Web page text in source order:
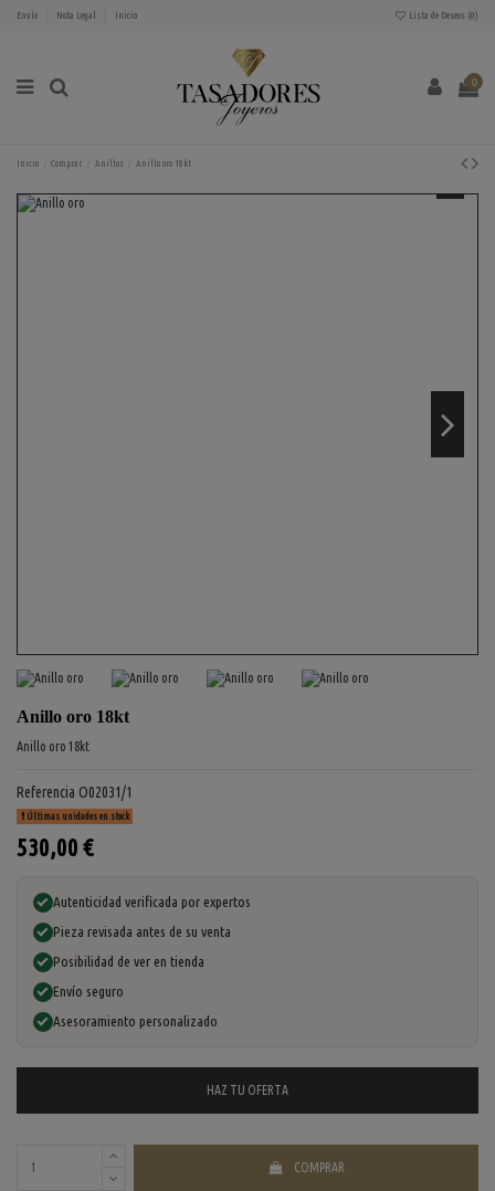
Envío Nota Legal Inicio Lista de Deseos (0)
0
Inicio Comprar Anillos Anillo oro 18kt
Anillo oro 18kt
Anillo oro 18kt
Referencia O02031/1
Últimas unidades en stock
530,00 €
Autenticidad verificada por expertos
Pieza revisada antes de su venta
Posibilidad de ver en tienda
Envío seguro
Asesoramiento personalizado
HAZ TU OFERTA
COMPRAR